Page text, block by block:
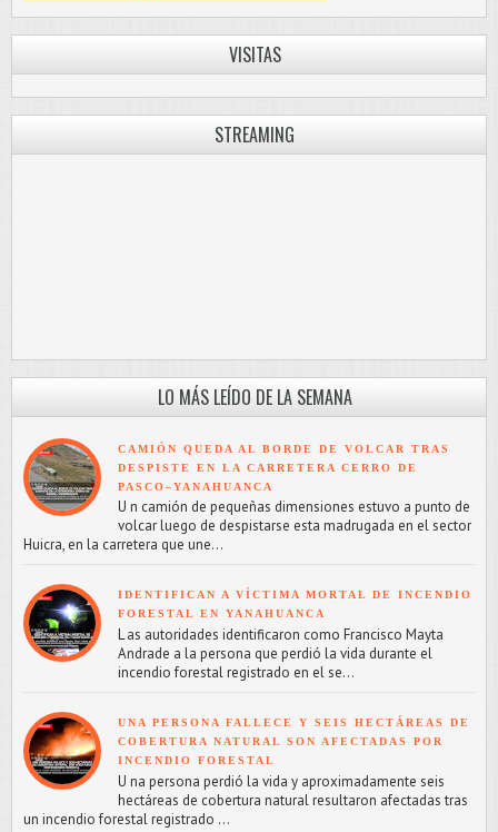
VISITAS
STREAMING
LO MÁS LEÍDO DE LA SEMANA
CAMIÓN QUEDA AL BORDE DE VOLCAR TRAS
DESPISTE EN LA CARRETERA CERRO DE
PASCO–YANAHUANCA
U n camión de pequeñas dimensiones estuvo a punto de
volcar luego de despistarse esta madrugada en el sector
Huicra, en la carretera que une...
IDENTIFICAN A VÍCTIMA MORTAL DE INCENDIO
FORESTAL EN YANAHUANCA
L as autoridades identificaron como Francisco Mayta
Andrade a la persona que perdió la vida durante el
incendio forestal registrado en el se...
UNA PERSONA FALLECE Y SEIS HECTÁREAS DE
COBERTURA NATURAL SON AFECTADAS POR
INCENDIO FORESTAL
U na persona perdió la vida y aproximadamente seis
hectáreas de cobertura natural resultaron afectadas tras
un incendio forestal registrado ...